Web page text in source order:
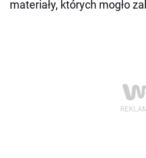
materiały, których mogło